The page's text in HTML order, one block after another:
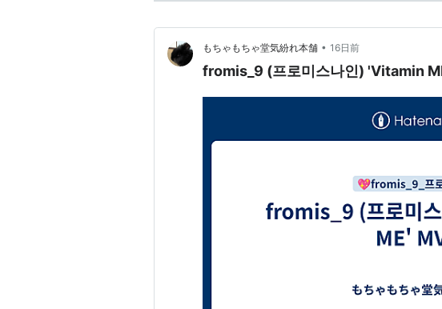
もちゃもちゃ堂気紛れ本舗 • 16日前
fromis_9 (프로미스나인) 'Vitamin